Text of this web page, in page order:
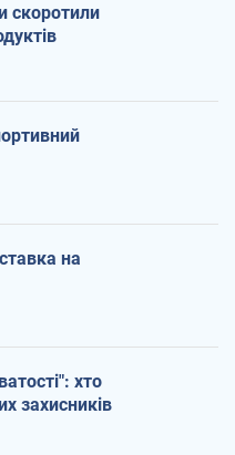
скоротили
на
хто
захисників